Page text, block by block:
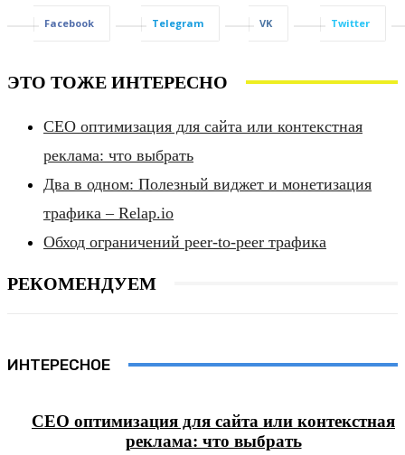
Facebook Telegram VK Twitter
ЭТО ТОЖЕ ИНТЕРЕСНО
СЕО оптимизация для сайта или контекстная
реклама: что выбрать
Два в одном: Полезный виджет и монетизация
трафика – Relap.io
Обход ограничений peer-to-peer трафика
РЕКОМЕНДУЕМ
ИНТЕРЕСНОЕ
СЕО оптимизация для сайта или контекстная
реклама: что выбрать